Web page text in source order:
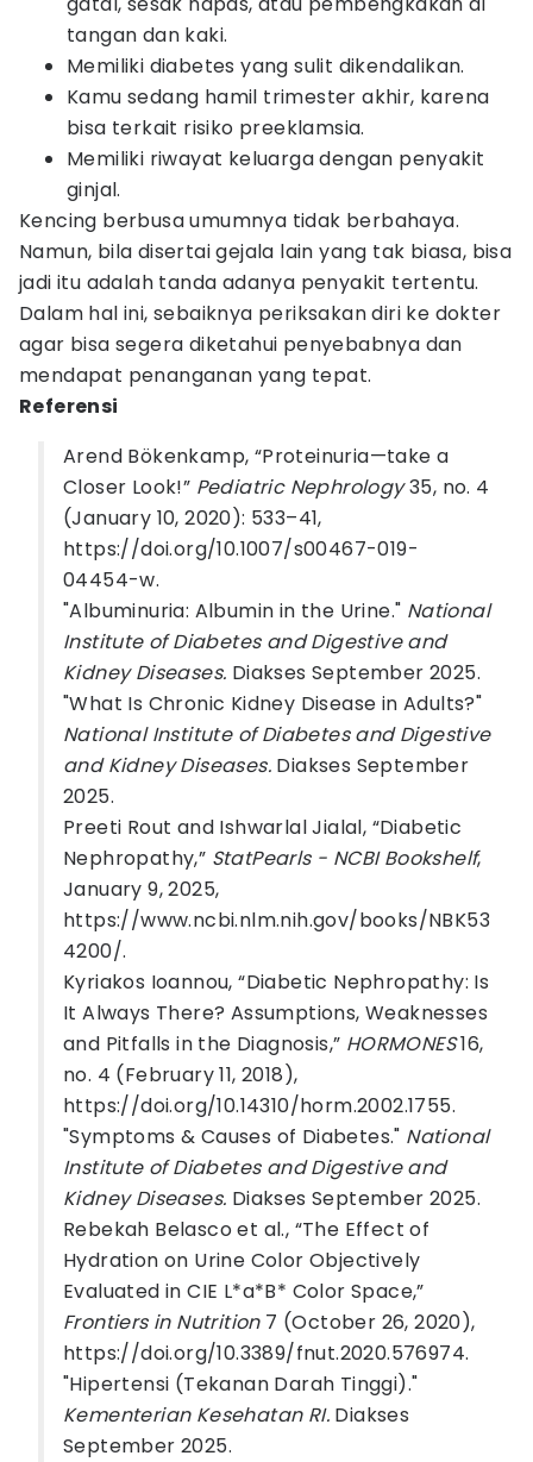
tangan dan kaki.
Memiliki diabetes yang sulit dikendalikan.
Kamu sedang hamil trimester akhir, karena
bisa terkait risiko preeklamsia.
Memiliki riwayat keluarga dengan penyakit
ginjal.
Kencing berbusa umumnya tidak berbahaya.
Namun, bila disertai gejala lain yang tak biasa, bisa
jadi itu adalah tanda adanya penyakit tertentu.
Dalam hal ini, sebaiknya periksakan diri ke dokter
agar bisa segera diketahui penyebabnya dan
mendapat penanganan yang tepat.
Referensi
Arend Bökenkamp, “Proteinuria—take a
Closer Look!” Pediatric Nephrology35, no. 4
(January 10, 2020): 533–41,
https://doi.org/10.1007/s00467-019-
04454-w.
"Albuminuria: Albumin in the Urine." National
Institute of Diabetes and Digestive and
Kidney Diseases. Diakses September 2025.
"What Is Chronic Kidney Disease in Adults?"
National Institute of Diabetes and Digestive
and Kidney Diseases. Diakses September
2025.
Preeti Rout and Ishwarlal Jialal, “Diabetic
Nephropathy,” StatPearls - NCBI Bookshelf,
January 9, 2025,
https://www.ncbi.nlm.nih.gov/books/NBK53
4200/.
Kyriakos Ioannou, “Diabetic Nephropathy: Is
It Always There? Assumptions, Weaknesses
and Pitfalls in the Diagnosis,” HORMONES16,
no. 4 (February 11, 2018),
https://doi.org/10.14310/horm.2002.1755.
"Symptoms & Causes of Diabetes." National
Institute of Diabetes and Digestive and
Kidney Diseases. Diakses September 2025.
Rebekah Belasco et al., “The Effect of
Hydration on Urine Color Objectively
Evaluated in CIE L*a*B* Color Space,”
Frontiers in Nutrition7 (October 26, 2020),
https://doi.org/10.3389/fnut.2020.576974.
"Hipertensi (Tekanan Darah Tinggi)."
Kementerian Kesehatan RI. Diakses
September 2025.